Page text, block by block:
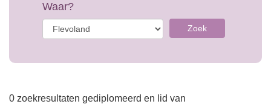
Waar?
Zoek
0 zoekresultaten gediplomeerd en lid van